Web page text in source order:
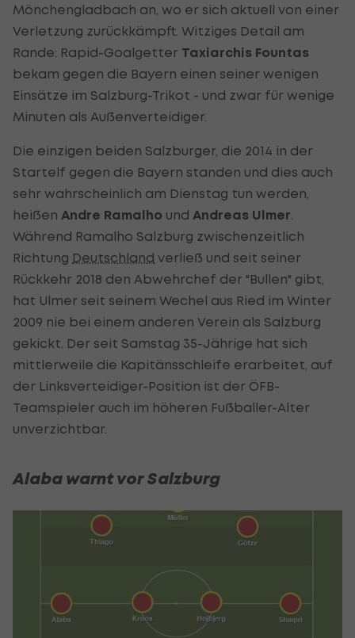
Mönchengladbach an, wo er sich aktuell von einer
Verletzung zurückkämpft. Witziges Detail am
Rande: Rapid-Goalgetter Taxiarchis Fountas
bekam gegen die Bayern einen seiner wenigen
Einsätze im Salzburg-Trikot - und zwar für wenige
Minuten als Außenverteidiger.
Die einzigen beiden Salzburger, die 2014 in der
Startelf gegen die Bayern standen und dies auch
sehr wahrscheinlich am Dienstag tun werden,
heißen Andre Ramalho und Andreas Ulmer
Während Ramalho Salzburg zwischenzeitlich
Richtung Deutschland verließ und seit seiner
Rückkehr 2018 den Abwehrchef der "Bullen" gibt,
hat Ulmer seit seinem Wechel aus Ried im Winter
2009 nie bei einem anderen Verein als Salzburg
gekickt. Der seit Samstag 35-Jährige hat sich
mittlerweile die Kapitänsschleife erarbeitet, auf
der Linksverteidiger-Position ist der ÖFB-
Teamspieler auch im höheren Fußballer-Alter
unverzichtbar.
Alaba warnt vor Salzburg